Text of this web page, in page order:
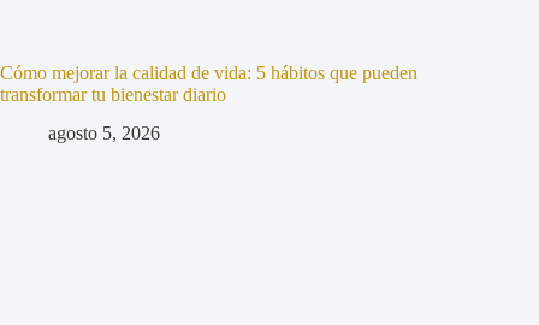
Cómo mejorar la calidad de vida: 5 hábitos que pueden
transformar tu bienestar diario
agosto 5, 2026